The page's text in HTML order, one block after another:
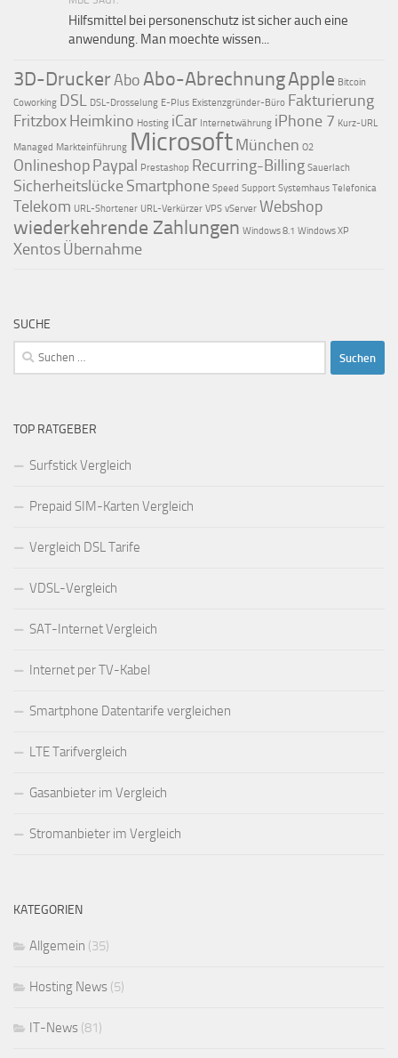
Hilfsmittel bei personenschutz ist sicher auch eine
anwendung. Man moechte wissen...
3D-DruckerAbo Abo-AbrechnungApple Bitcoin
Coworking DSL DSL-Drosselung E-Plus Existenzgründer-Büro Fakturierung
Fritzbox Heimkino Hosting iCar Internetwährung iPhone 7 Kurz-URL
Managed Markteinführung Microsoft München O2
Onlineshop Paypal Prestashop Recurring-Billing Sauerlach
Sicherheitslücke Smartphone Speed Support Systemhaus Telefonica
Telekom URL-Shortener URL-Verkürzer VPS vServer Webshop
wiederkehrende Zahlungen Windows 8.1 Windows XP
Xentos Übernahme
SUCHE
Suchen
nach:
TOP RATGEBER
Surfstick Vergleich
Prepaid SIM-Karten Vergleich
Vergleich DSL Tarife
VDSL-Vergleich
SAT-Internet Vergleich
Internet per TV-Kabel
Smartphone Datentarife vergleichen
LTE Tarifvergleich
Gasanbieter im Vergleich
Stromanbieter im Vergleich
KATEGORIEN
Allgemein (35)
Hosting News (5)
IT-News (81)